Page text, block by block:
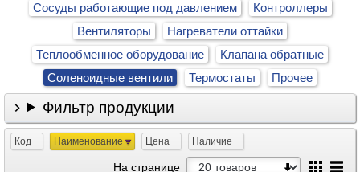
Сосуды работающие под давлением
Контроллеры
Вентиляторы
Нагреватели оттайки
Теплообменное оборудование
Клапана обратные
Соленоидные вентили
Термостаты Прочее
Фильтр продукции
Код Наименование Цена Наличие
На странице